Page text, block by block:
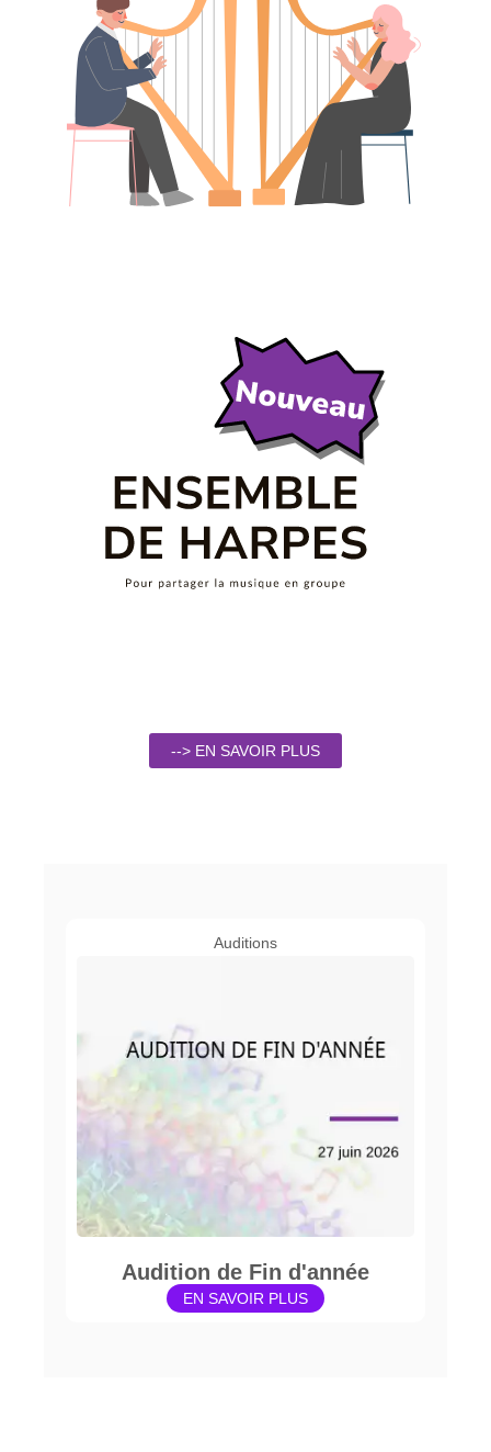
--> EN SAVOIR PLUS
Auditions
Audition de Fin d'année
EN SAVOIR PLUS